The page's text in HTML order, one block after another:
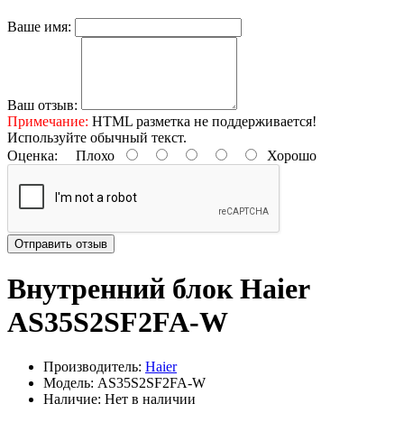
Ваше имя:
Ваш отзыв:
Примечание: HTML разметка не поддерживается!
Используйте обычный текст.
Оценка: Плохо Хорошо
Отправить отзыв
Внутренний блок Haier
AS35S2SF2FA-W
Производитель: Haier
Модель: AS35S2SF2FA-W
Наличие: Нет в наличии